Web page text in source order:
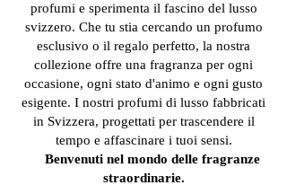
profumi e sperimenta il fascino del lusso
svizzero. Che tu stia cercando un profumo
esclusivo o il regalo perfetto, la nostra
collezione offre una fragranza per ogni
occasione, ogni stato d'animo e ogni gusto
esigente. I nostri profumi di lusso fabbricati
in Svizzera, progettati per trascendere il
tempo e affascinare i tuoi sensi.
Benvenuti nel mondo delle fragranze
straordinarie.